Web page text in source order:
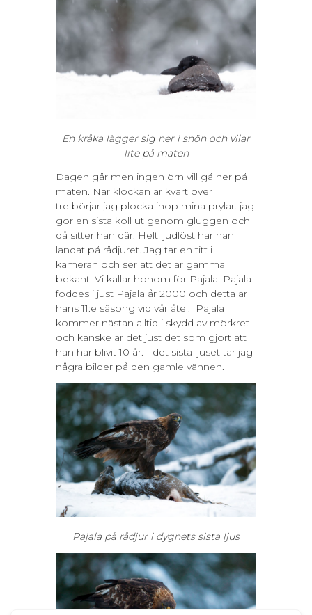
En kråka lägger sig ner i snön och vilar
lite på maten
Dagen går men ingen örn vill gå ner på
maten. När klockan är kvart över
tre börjar jag plocka ihop mina prylar. jag
gör en sista koll ut genom gluggen och
då sitter han där. Helt ljudlöst har han
landat på rådjuret. Jag tar en titt i
kameran och ser att det är gammal
bekant. Vi kallar honom för Pajala. Pajala
föddes i just Pajala år 2000 och detta är
hans 11:e säsong vid vår åtel. Pajala
kommer nästan alltid i skydd av mörkret
och kanske är det just det som gjort att
han har blivit 10 år. I det sista ljuset tar jag
några bilder på den gamle vännen.
Pajala på rådjur i dygnets sista ljus